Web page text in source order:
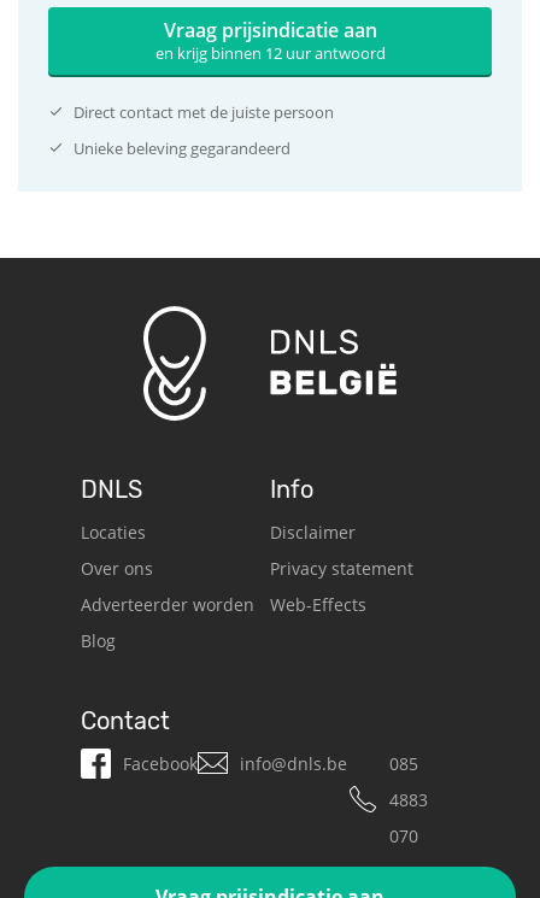
Vraag prijsindicatie aan
en krijg binnen 12 uur antwoord
Direct contact met de juiste persoon
Unieke beleving gegarandeerd
DNLS
Locaties
Over ons
Adverteerder worden
Blog
Info
Disclaimer
Privacy statement
Web-Effects
Contact
Facebook info@dnls.be
085
4883
070